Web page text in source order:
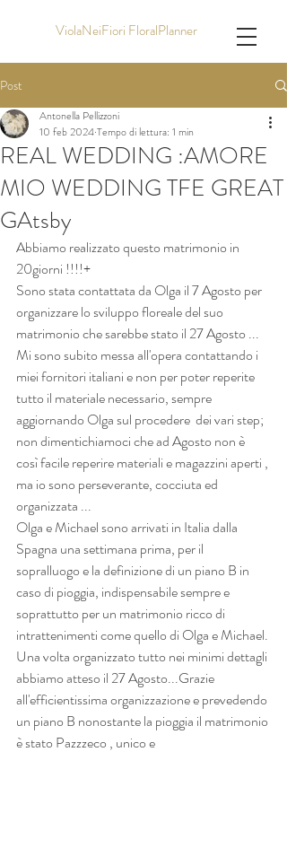
ViolaNeiFiori FloralPlanner
Post
REAL WEDDING :AMORE
MIO WEDDING TFE GREAT
GAtsby
Antonella Pellizzoni
10 feb 2024Tempo di lettura: 1 min
Abbiamo realizzato questo matrimonio in
20giorni !!!!+
Sono stata contattata da Olga il 7 Agosto per
organizzare lo sviluppo floreale del suo
matrimonio che sarebbe stato il 27 Agosto ...
Mi sono subito messa all'opera contattando i
miei fornitori italiani e non per poter reperite
tutto il materiale necessario, sempre
aggiornando Olga sul procedere  dei vari step;
non dimentichiamoci che ad Agosto non è
così facile reperire materiali e magazzini aperti ,
ma io sono perseverante, cocciuta ed
organizzata ...
Olga e Michael sono arrivati in Italia dalla
Spagna una settimana prima, per il
sopralluogo e la definizione di un piano B in
caso di pioggia, indispensabile sempre e
soprattutto per un matrimonio ricco di
intrattenimenti come quello di Olga e Michael.
Una volta organizzato tutto nei minimi dettagli
abbiamo atteso il 27 Agosto...Grazie
all'efficientissima organizzazione e prevedendo
un piano B nonostante la pioggia il matrimonio
è stato Pazzzeco , unico e